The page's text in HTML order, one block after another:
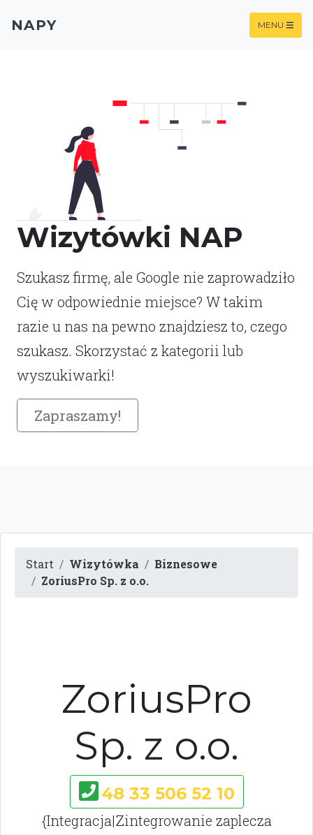
Wizytówki NAP
Szukasz firmę, ale Google nie zaprowadziło
Cię w odpowiednie miejsce? W takim
razie u nas na pewno znajdziesz to, czego
szukasz. Skorzystać z kategorii lub
wyszukiwarki!
Zapraszamy!
NAPY MENU
Start Wizytówka
Biznesowe
ZoriusPro Sp. z o.o.
ZoriusPro
Sp. z o.o.
48 33 506 52 10
{Integracja|Zintegrowanie zaplecza